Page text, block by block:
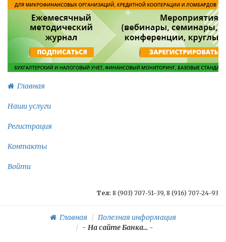
Главная
Наши услуги
Регистрация
Контакты
Войти
Тел: 8 (903) 707-51-39, 8 (916) 707-24-93
Главная
Полезная информация
- На сайте Банка...-